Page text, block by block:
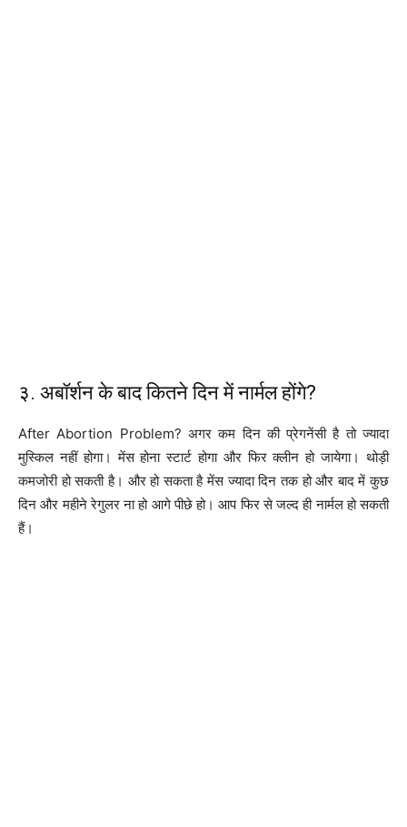
३. अबॉर्शन के बाद कितने दिन में नार्मल होंगे?
After Abortion Problem? अगर कम दिन की प्रेगनेंसी है तो ज्यादा
मुस्किल नहीं होगा। मेंस होना स्टार्ट होगा और फिर क्लीन हो जायेगा। थोड़ी
कमजोरी हो सकती है। और हो सकता है मेंस ज्यादा दिन तक हो और बाद में कुछ
दिन और महीने रेगुलर ना हो आगे पीछे हो। आप फिर से जल्द ही नार्मल हो सकती
हैं।